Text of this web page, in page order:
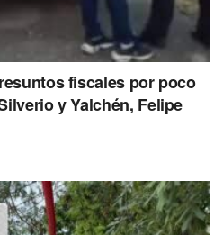
violencia
fiscales por poco
y Yalchén, Felipe